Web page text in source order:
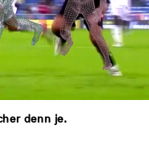
denn je.